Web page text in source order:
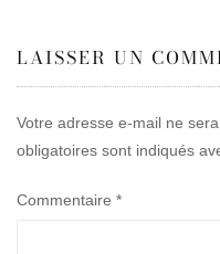
l’article
LAISSER UN
Votre adresse e-mail ne sera
obligatoires sont indiqués
Commentaire *